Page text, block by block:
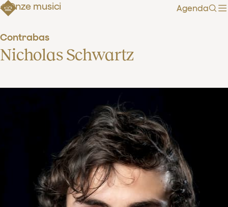
Agenda
Onze musici
Contrabas
Nicholas Schwartz